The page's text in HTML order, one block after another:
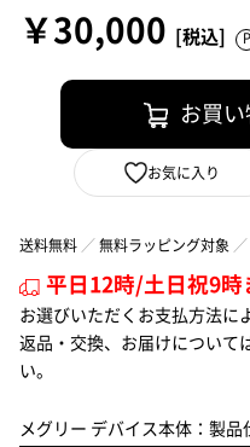
￥30,000
お買
お気に入り
送料無料 無料ラッピング対象
平日12時/土日祝9時
お選びいただくお支払方法に
返品・交換、お届けについて
い。
メグリー デバイス本体：製品